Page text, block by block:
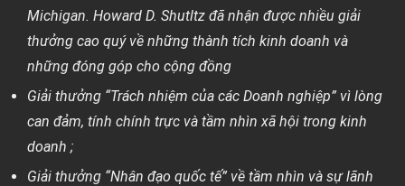
Michigan. Howard D. Shutltz đã nhận được nhiều giải
thưởng cao quý về những thành tích kinh doanh và
những đóng góp cho cộng đồng
Giải thưởng “Trách nhiệm của các Doanh nghiệp” vì lòng
can đảm, tính chính trực và tầm nhìn xã hội trong kinh
doanh ;
Giải thưởng “Nhân đạo quốc tế” về tầm nhìn và sự lãnh